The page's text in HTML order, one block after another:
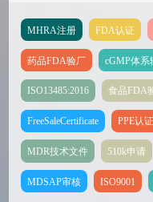
MHRA注册 FDA认证
药品FDA验厂 cGMP体系
ISO13485:2016 食品FDA
FreeSaleCertificate PPE认证
MDR技术文件 510k申请
MDSAP审核 ISO9001